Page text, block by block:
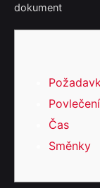
dokument
Povlečení
Čas
Směnky